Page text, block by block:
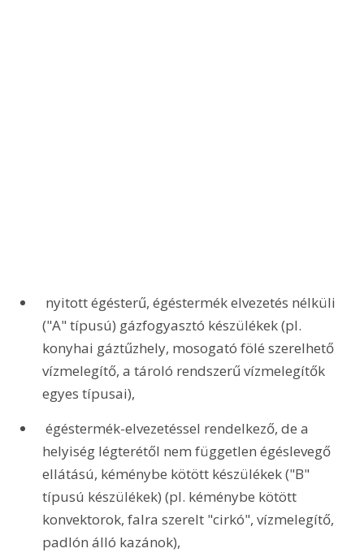
("A" típusú) gázfogyasztó készülékek (pl.
konyhai gáztűzhely, mosogató fölé szerelhető
vízmelegítő, a tároló rendszerű vízmelegítők
egyes típusai),
égéstermék-elvezetéssel rendelkező, de a
helyiség légterétől nem független égéslevegő
ellátású, kéménybe kötött készülékek ("B"
típusú készülékek) (pl. kéménybe kötött
konvektorok, falra szerelt "cirkó", vízmelegítő,
padlón álló kazánok),